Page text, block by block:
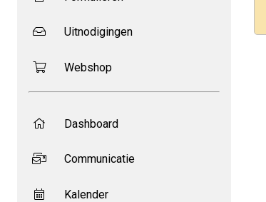
Uitnodigingen
Webshop
Dashboard
Communicatie
Kalender